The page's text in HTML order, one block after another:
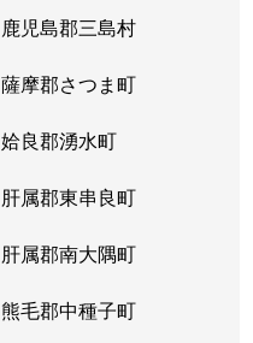
鹿児島郡三島村
薩摩郡さつま町
姶良郡湧水町
肝属郡東串良町
肝属郡南大隅町
熊毛郡中種子町